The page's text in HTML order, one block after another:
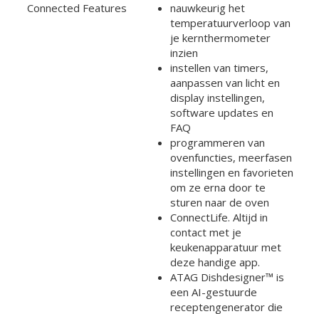
Connected Features
nauwkeurig het
temperatuurverloop van
je kernthermometer
inzien
instellen van timers,
aanpassen van licht en
display instellingen,
software updates en
FAQ
programmeren van
ovenfuncties, meerfasen
instellingen en favorieten
om ze erna door te
sturen naar de oven
ConnectLife. Altijd in
contact met je
keukenapparatuur met
deze handige app.
ATAG Dishdesigner™ is
een AI-gestuurde
receptengenerator die